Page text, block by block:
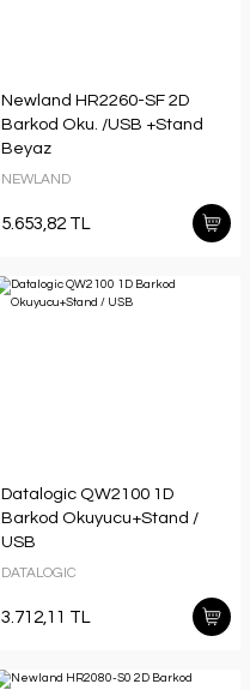
Newland HR2260-SF 2D
Barkod Oku. /USB +Stand
Beyaz
NEWLAND
5.653,82 TL
Datalogic QW2100 1D
Barkod Okuyucu+Stand /
USB
DATALOGIC
3.712,11 TL